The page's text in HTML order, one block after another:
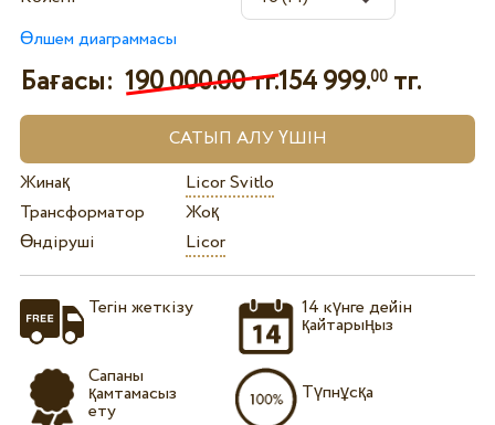
Өлшем диаграммасы
Бағасы: 190 000.00 тг.154 999.00тг.
Жинақ
Licor Svitlo
Трансформатор
Жоқ
Өндіруші
Licor
Тегін жеткізу
Сапаны
қамтамасыз
ету
14 күнге дейін
қайтарыңыз
Түпнұсқа